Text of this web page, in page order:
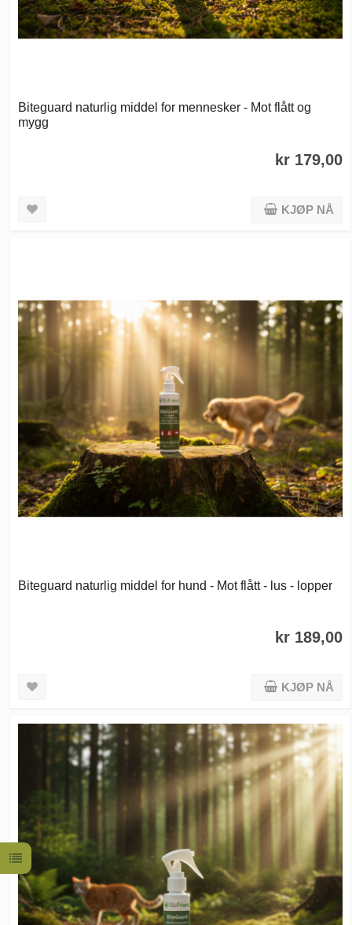
Biteguard naturlig middel for mennesker - Mot flått og
mygg
kr 179,00
KJØP NÅ
Biteguard naturlig middel for hund - Mot flått - lus - lopper
kr 189,00
KJØP NÅ